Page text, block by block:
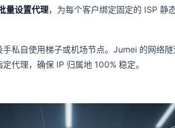
量设置代理，为每个客户绑定固定的 ISP 静
手私自使用梯子或机场节点。Jumei 的网络
代理，确保 IP 归属地 100% 稳定。